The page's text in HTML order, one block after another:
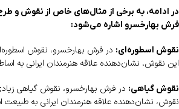
در ادامه، به برخی از مثال‌های خاص از نقوش و
فرش بهارخسرو اشاره می‌شود:
نقوش اسطوره‌ای: در فرش بهارخسرو، نقوش
این نقوش، نشان‌دهنده علاقه هنرمندان ایرانی به
نقوش گیاهی: در فرش بهارخسرو، نقوش گیاهی
نقوش، نشان‌دهنده علاقه هنرمندان ایرانی به